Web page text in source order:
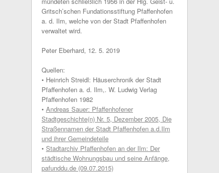
Gritsch’schen Fundationsstiftung Pfaffenhofen
a. d. Ilm, welche von der Stadt Pfaffenhofen
verwaltet wird.
Peter Eberhard, 12. 5. 2019
Quellen:
• Heinrich Streidl: Häuserchronik der Stadt
Pfaffenhofen a. d. Ilm,. W. Ludwig Verlag
Pfaffenhofen 1982
• Andreas Sauer: Pfaffenhofener
Stadtgeschichte(n) Nr. 5, Dezember 2005, Die
Straßennamen der Stadt Pfaffenhofen a.d.Ilm
und ihrer Gemeindeteile
• Stadtarchiv Pfaffenhofen an der Ilm: Der
städtische Wohnungsbau und seine Anfänge,
pafunddu.de (09.07.2015)